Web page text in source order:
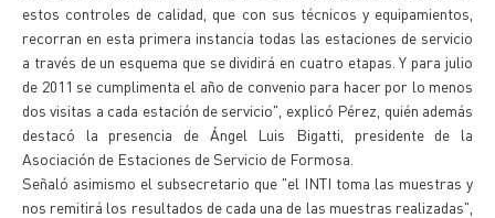
estos controles de calidad, que con sus técnicos y equipamientos,
recorran en esta primera instancia todas las estaciones de servicio
a través de un esquema que se dividirá en cuatro etapas. Y para julio
de 2011 se cumplimenta el año de convenio para hacer por lo menos
dos visitas a cada estación de servicio", explicó Pérez, quién además
destacó la presencia de Ángel Luis Bigatti, presidente de la
Asociación de Estaciones de Servicio de Formosa.
Señaló asimismo el subsecretario que "el INTI toma las muestras y
nos remitirá los resultados de cada una de las muestras realizadas",